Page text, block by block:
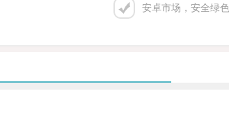
安卓市场，安全绿色